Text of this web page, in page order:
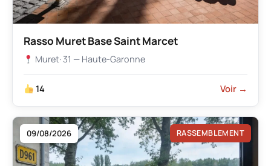
Rasso Muret Base Saint Marcet
Muret· 31 — Haute-Garonne
14 Voir →
09/08/2026 RASSEMBLEMENT